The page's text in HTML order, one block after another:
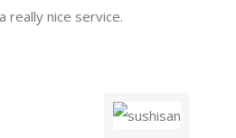
really nice service.